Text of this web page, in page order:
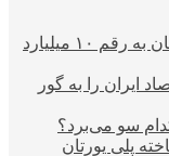
افزایش حجم تجارت بین ایران و پاکستان به رقم ۱۰ میلیارد
ایران را به گور
سو می‌برد؟
پلی یورتان